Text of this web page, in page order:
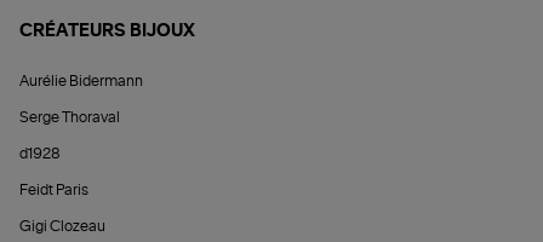
CRÉATEURS BIJOUX
Aurélie Bidermann
Serge Thoraval
d1928
Feidt Paris
Gigi Clozeau